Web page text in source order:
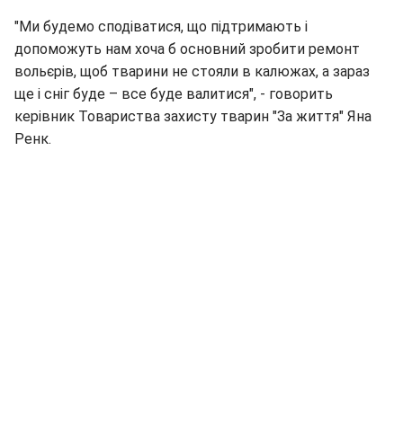
"Ми будемо сподіватися, що підтримають і
допоможуть нам хоча б основний зробити ремонт
вольєрів, щоб тварини не стояли в калюжах, а зараз
ще і сніг буде – все буде валитися", - говорить
керівник Товариства захисту тварин "За життя" Яна
Ренк.